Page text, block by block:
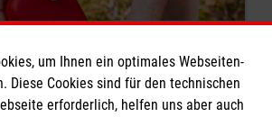
um Ihnen ein optimales Webseiten-
Diese Cookies sind für den technischen
erforderlich, helfen uns aber auch